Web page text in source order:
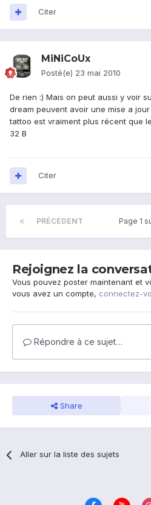
Citer
MiNiCoUx
Posté(e) 23 mai 2010
De rien :) Mais on peut aussi y voir
dream peuvent avoir une mise a
tattoo est vraiment plus récent que
32 B
Citer
PRÉCÉDENT Page 1
Rejoignez la
Vous pouvez poster maintenant et
vous avez un compte, connectez-
Répondre à ce sujet…
Share
Aller sur la liste des sujets